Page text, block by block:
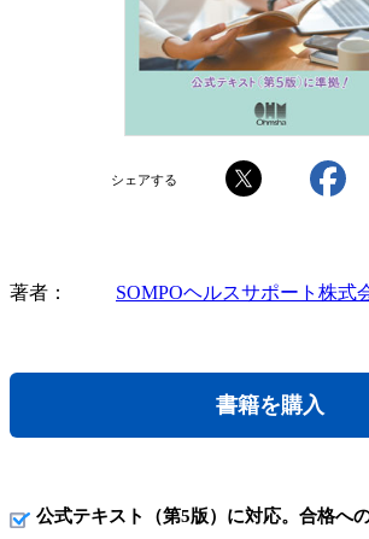
シェアする
著者 SOMPOヘルスサポート株式
書籍を購入
公式テキスト（第5版）に対応。合格へ